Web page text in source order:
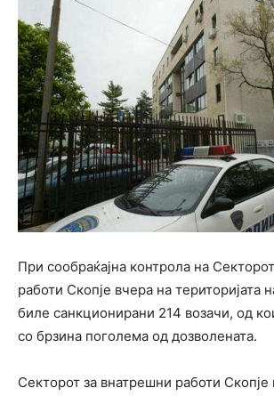
При сообраќајна контрола на
работи Скопје вчера на територијата
биле санкционирани 214 возачи, од
со брзина поголема од дозволената.
Секторот за внатрешни работи Скопје